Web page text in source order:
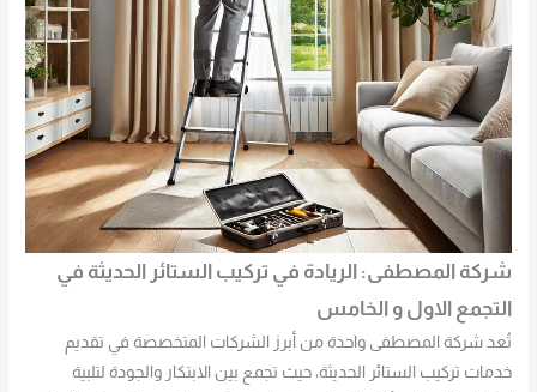
شركة المصطفى: الريادة في تركيب الستائر الحديثة في
التجمع الاول و الخامس
تُعد شركة المصطفى واحدة من أبرز الشركات المتخصصة في تقديم
خدمات تركيب الستائر الحديثة، حيث تجمع بين الابتكار والجودة لتلبية